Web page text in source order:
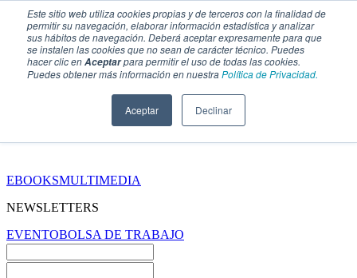
Este sitio web utiliza cookies propias y de terceros con la finalidad de
permitir su navegación, elaborar información estadística y analizar
sus hábitos de navegación. Deberá aceptar expresamente para que
se instalen las cookies que no sean de carácter técnico. Puedes
hacer clic enAceptarpara permitir el uso de todas las cookies.
Puedes obtener más información en nuestraPolítica de Privacidad.
Aceptar Declinar
EBOOKSMULTIMEDIA
NEWSLETTERS
EVENTOBOLSA DE TRABAJO